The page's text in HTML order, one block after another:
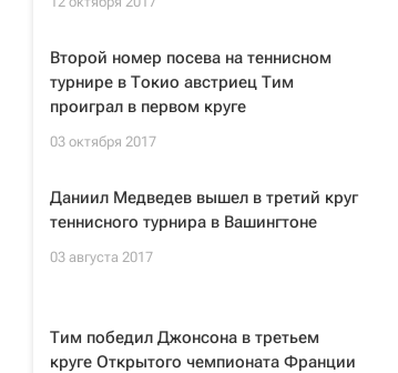
Второй номер посева на теннисном
турнире в Токио австриец Тим
проиграл в первом круге
03 октября 2017
Даниил Медведев вышел в третий круг
теннисного турнира в Вашингтоне
03 августа 2017
Тим победил Джонсона в третьем
круге Открытого чемпионата Франции